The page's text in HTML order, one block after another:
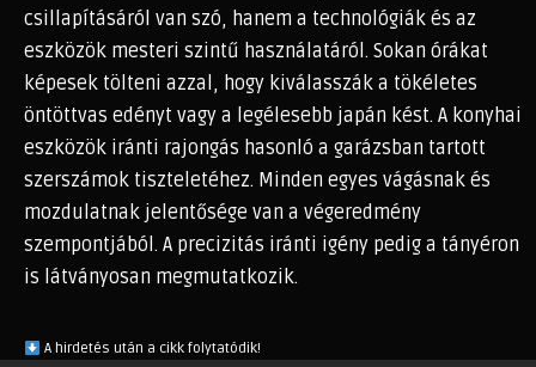
csillapításáról van szó, hanem a technológiák és az
eszközök mesteri szintű használatáról. Sokan órákat
képesek tölteni azzal, hogy kiválasszák a tökéletes
öntöttvas edényt vagy a legélesebb japán kést. A konyhai
eszközök iránti rajongás hasonló a garázsban tartott
szerszámok tiszteletéhez. Minden egyes vágásnak és
mozdulatnak jelentősége van a végeredmény
szempontjából. A precizitás iránti igény pedig a tányéron
is látványosan megmutatkozik.
A hirdetés után a cikk folytatódik!